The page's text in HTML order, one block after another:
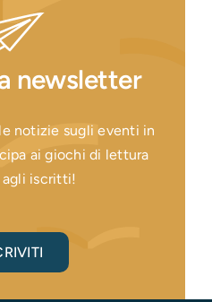
newsletter
notizie sugli eventi in
ai giochi di lettura
agli iscritti!